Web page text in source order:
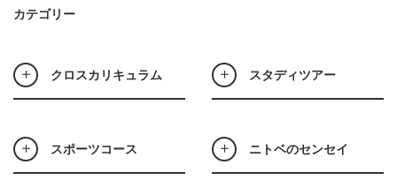
カテゴリー
クロスカリキュラム スタディツアー
スポーツコース ニトベのセンセイ